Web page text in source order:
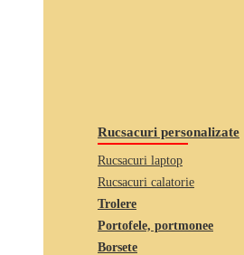
Rucsacuri personalizate
Rucsacuri laptop
Rucsacuri calatorie
Trolere
Portofele, portmonee
Borsete